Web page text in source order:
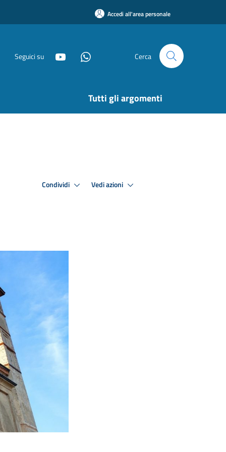
Accedi all'area personale
Seguici su Cerca
Tutti gli argomenti
Condividi Vedi azioni